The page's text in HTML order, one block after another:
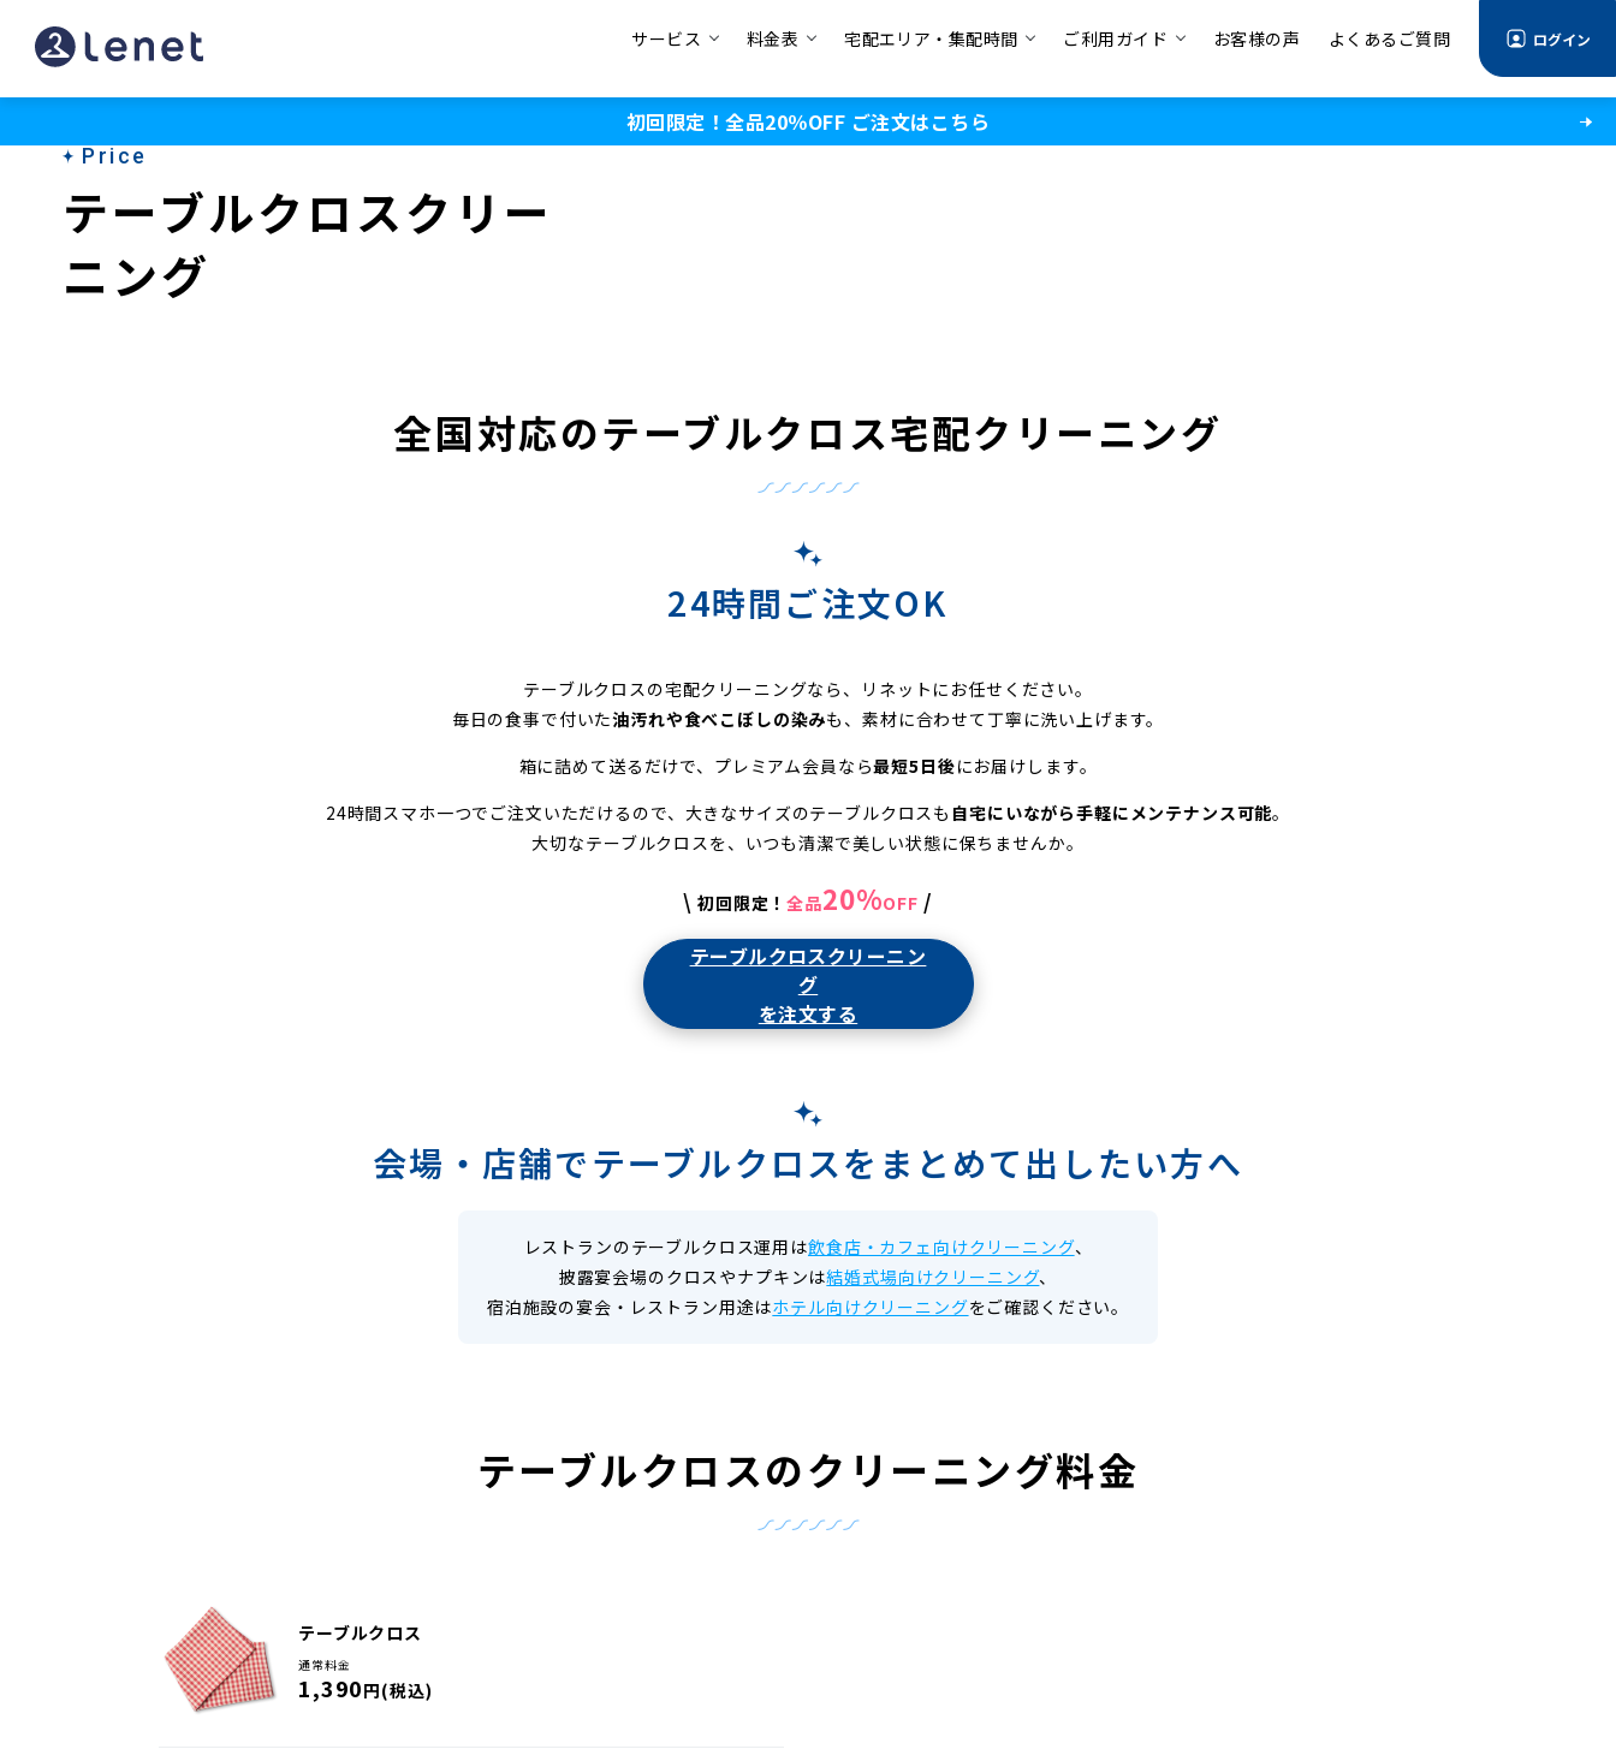
サービス 料金表 宅配エリア・集配時間 ご利用ガイド お客様の声 よくあるご質問 ログイン
初回限定！全品20％OFF ご注文はこちら
Price
テーブルクロスクリー
ニング
全国対応のテーブルクロス宅配クリーニング
24時間ご注文OK
テーブルクロスの宅配クリーニングなら、リネットにお任せください。
毎日の食事で付いた油汚れや食べこぼしの染みも、素材に合わせて丁寧に洗い上げます。
箱に詰めて送るだけで、プレミアム会員なら最短5日後にお届けします。
24時間スマホ一つでご注文いただけるので、大きなサイズのテーブルクロスも 自宅にいながら手軽にメンテナンス可能。
大切なテーブルクロスを、いつも清潔で美しい状態に保ちませんか。
\ 初回限定！全品20%OFF /
テーブルクロスクリーニン
グ
を注文する
会場・店舗でテーブルクロスをまとめて出したい方へ
レストランのテーブルクロス運用は飲食店・カフェ向けクリーニング、
披露宴会場のクロスやナプキンは結婚式場向けクリーニング、
宿泊施設の宴会・レストラン用途はホテル向けクリーニングをご確認ください。
テーブルクロスのクリーニング料金
テーブルクロス
通常料金
1,390円(税込)